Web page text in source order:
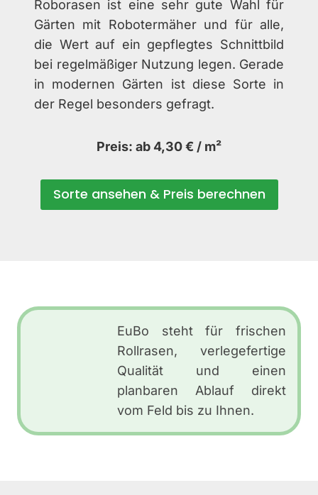
Roborasen ist eine sehr gute Wahl für
Gärten mit Robotermäher und für alle,
die Wert auf ein gepflegtes Schnittbild
bei regelmäßiger Nutzung legen. Gerade
in modernen Gärten ist diese Sorte in
der Regel besonders gefragt.
Preis: ab 4,30 € / m²
Sorte ansehen & Preis berechnen
EuBo steht für frischen
Rollrasen, verlegefertige
Qualität und einen
planbaren Ablauf direkt
vom Feld bis zu Ihnen.